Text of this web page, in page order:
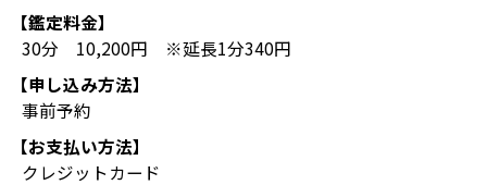
【鑑定料金】
30分 10,200円 ※延長1分340円
【申し込み方法】
事前予約
【お支払い方法】
クレジットカード